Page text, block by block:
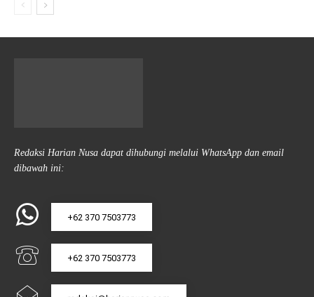
Redaksi Harian Nusa dapat dihubungi melalui WhatsApp dan email
dibawah ini:
+62 370 7503773
+62 370 7503773